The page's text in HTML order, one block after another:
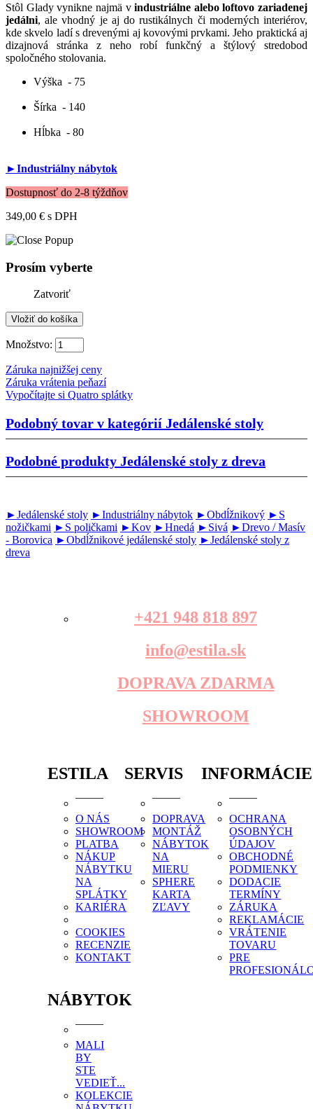
Stôl Glady vynikne najmä vindustriálne alebo loftovo zariadenej
jedálni, ale vhodný je aj do rustikálnych či moderných interiérov,
kde skvelo ladí s drevenými aj kovovými prvkami. Jeho praktická aj
dizajnová stránka z neho robí funkčný a štýlový stredobod
spoločného stolovania.
Výška - 75
Šírka - 140
Hĺbka - 80
►Industriálny nábytok
Dostupnosť do 2-8 týždňov
349,00 € s DPH
Prosím vyberte
Zatvoriť
Množstvo:
Záruka najnižšej ceny
Záruka vrátenia peňazí
Vypočítajte si Quatro splátky
Podobný tovar v kategórií Jedálenské stoly
Podobné produkty Jedálenské stoly z dreva
►Jedálenské stoly ►Industriálny nábytok ►Obdĺžnikový ►S
nožičkami ►S poličkami ►Kov ►Hnedá ►Sivá ►Drevo / Masív
- Borovica ►Obdĺžnikové jedálenské stoly ►Jedálenské stoly z
dreva
+421 948 818 897
info@estila.sk
DOPRAVA ZDARMA
SHOWROOM
ESTILA
O NÁS
SHOWROOM
PLATBA
NÁKUP
NÁBYTKU
NA
SPLÁTKY
KARIÉRA
COOKIES
RECENZIE
KONTAKT
SERVIS
DOPRAVA
MONTÁŽ
NÁBYTOK
NA
MIERU
SPHERE
KARTA
ZĽAVY
INFORMÁCIE
OCHRANA
OSOBNÝCH
ÚDAJOV
OBCHODNÉ
PODMIENKY
DODACIE
TERMÍNY
ZÁRUKA
REKLAMÁCIE
VRÁTENIE
TOVARU
PRE
NÁBYTOK
MALI
BY
STE
VEDIEŤ...
KOLEKCIE